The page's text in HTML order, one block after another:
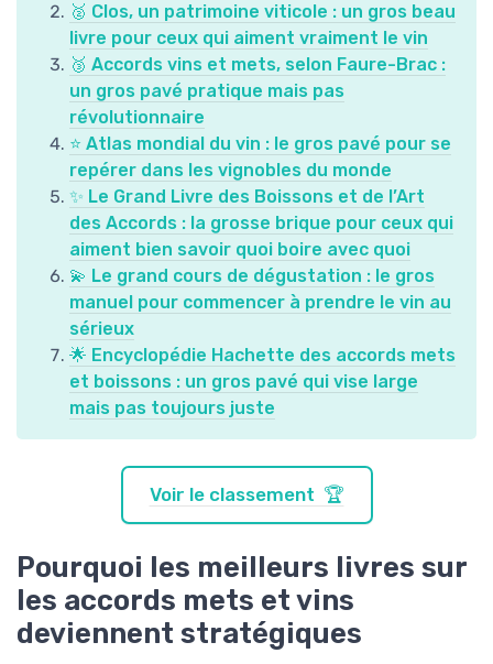
🥈 Clos, un patrimoine viticole : un gros beau
livre pour ceux qui aiment vraiment le vin
🥉 Accords vins et mets, selon Faure-Brac :
un gros pavé pratique mais pas
révolutionnaire
⭐ Atlas mondial du vin : le gros pavé pour se
repérer dans les vignobles du monde
✨ Le Grand Livre des Boissons et de l’Art
des Accords : la grosse brique pour ceux qui
aiment bien savoir quoi boire avec quoi
💫 Le grand cours de dégustation : le gros
manuel pour commencer à prendre le vin au
sérieux
🌟 Encyclopédie Hachette des accords mets
et boissons : un gros pavé qui vise large
mais pas toujours juste
Voir le classement 🏆
Pourquoi les meilleurs livres sur
les accords mets et vins
deviennent stratégiques